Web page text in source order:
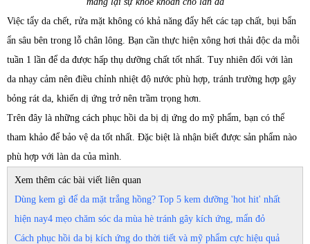
Việc tẩy da chết, rửa mặt không có khả năng đẩy hết các tạp chất, bụi bẩn
ẩn sâu bên trong lỗ chân lông. Bạn cần thực hiện xông hơi thải độc da mỗi
tuần 1 lần để da được hấp thụ dưỡng chất tốt nhất. Tuy nhiên đối với làn
da nhạy cảm nên điều chỉnh nhiệt độ nước phù hợp, tránh trường hợp gây
bỏng rát da, khiến dị ứng trở nên trầm trọng hơn.
Trên đây là những cách phục hồi da bị dị ứng do mỹ phẩm, bạn có thể
tham khảo để bảo vệ da tốt nhất. Đặc biệt là nhận biết được sản phẩm nào
phù hợp với làn da của mình.
Xem thêm các bài viết liên quan
Dùng kem gì để da mặt trắng hồng? Top 5 kem dưỡng 'hot hit' nhất
hiện nay4 mẹo chăm sóc da mùa hè tránh gây kích ứng, mẩn đỏ
Cách phục hồi da bị kích ứng do thời tiết và mỹ phẩm cực hiệu quả